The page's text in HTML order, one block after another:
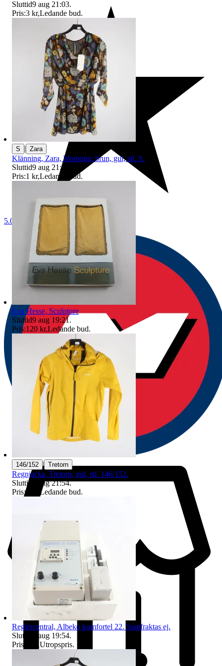
5.0
Sluttid9 aug 21:03.
Pris:3 kr,Ledande bud.
S | Zara
Klänning, Zara, blommig, brun, gul, stl. S.
Sluttid9 aug 21:20
Pris:1 kr,Ledande bud.
Eva Hesse, Sculpture
Sluttid9 aug 19:21.
Pris:120 kr,Ledande bud.
146/152 | Tretorn
Regnjacka, Tretorn, gul, stl. 146/152.
Sluttid
9 aug 21:54.
Pris:5 kr Ledande bud.
Reglercentral, Albeko komfortel 22. Samfraktas ej.
Sluttid
9 aug 19:54.
Pris:
,Utropspris.